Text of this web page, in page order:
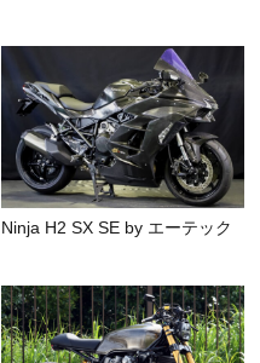
Ninja H2 SX SE by エーテック